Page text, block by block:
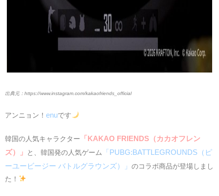
https://www.instagram.com/kakaofriends_official
アンニョン！ enuです
韓国の人気キャラクター 「KAKAO FRIENDS（カカオフレン
ズ）」
と、韓国発の人気ゲーム
「PUBG:BATTLEGROUNDS（ピ
ーユービージー バトルグラウンズ）」 のコラボ商品が登場しまし
た！